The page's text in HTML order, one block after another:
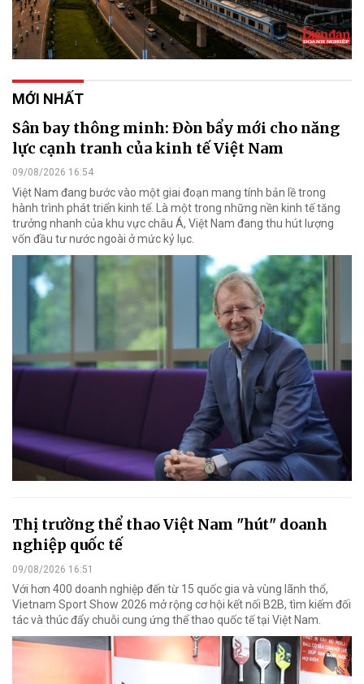
MỚI NHẤT
Sân bay thông minh: Đòn bẩy mới cho năng
lực cạnh tranh của kinh tế Việt Nam
09/08/2026 16:54
Việt Nam đang bước vào một giai đoạn mang tính bản lề trong
hành trình phát triển kinh tế. Là một trong những nền kinh tế tăng
trưởng nhanh của khu vực châu Á, Việt Nam đang thu hút lượng
vốn đầu tư nước ngoài ở mức kỷ lục.
Thị trường thể thao Việt Nam "hút" doanh
nghiệp quốc tế
09/08/2026 16:51
Với hơn 400 doanh nghiệp đến từ 15 quốc gia và vùng lãnh thổ,
Vietnam Sport Show 2026 mở rộng cơ hội kết nối B2B, tìm kiếm đối
tác và thúc đẩy chuỗi cung ứng thể thao quốc tế tại Việt Nam.